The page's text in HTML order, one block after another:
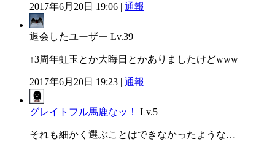
2017年6月20日 19:06 | 通報
退会したユーザー Lv.39
↑3周年虹玉とか大晦日とかありましたけどwww
2017年6月20日 19:23 | 通報
グレイトフル馬鹿なッ！ Lv.5
それも細かく選ぶことはできなかったような…